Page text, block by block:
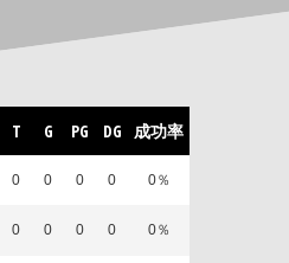
T G PG DG 成功率
0 0 0 0 0％
0 0 0 0 0％